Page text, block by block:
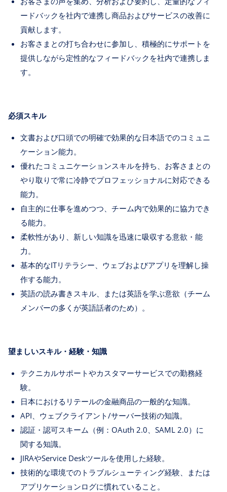
ードバックを社内で連携し商品およびサービスの改善に
貢献します。
お客さまとの打ち合わせに参加し、積極的にサポートを
提供しながら定性的なフィードバックを社内で連携しま
す。
必須スキル
文書および口頭での明確で効果的な日本語でのコミュニ
ケーション能力。
優れたコミュニケーションスキルを持ち、お客さまとの
やり取りで常に冷静でプロフェッショナルに対応できる
能力。
自主的に仕事を進めつつ、チーム内で効果的に協力でき
る能力。
柔軟性があり、新しい知識を迅速に吸収する意欲・能
力。
基本的なITリテラシー、ウェブおよびアプリを理解し操
作する能力。
英語の読み書きスキル、または英語を学ぶ意欲（チーム
メンバーの多くが英語話者のため）。
望ましいスキル・経験・知識
テクニカルサポートやカスタマーサービスでの勤務経
験。
日本におけるリテールの金融商品の一般的な知識。
API、ウェブクライアント/サーバー技術の知識。
認証・認可スキーム（例：OAuth 2.0、SAML 2.0）に
関する知識。
JIRAやService Deskツールを使用した経験。
技術的な環境でのトラブルシューティング経験、または
アプリケーションログに慣れていること。